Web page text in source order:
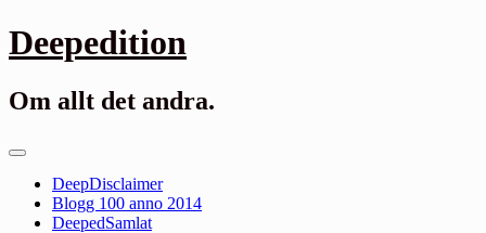
Gå
till
Deepedition
Om allt det andra.
Primär
DeepDisclaimer
Blogg 100 anno 2014
DeepedSamlat